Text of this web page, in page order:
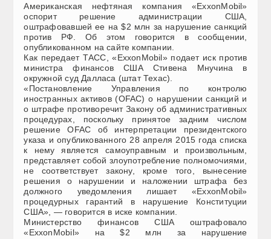
Американская нефтяная компания «ExxonMobil»
оспорит решение администрации США,
оштрафовавшей ее на $2 млн за нарушение санкций
против РФ. Об этом говорится в сообщении,
опубликованном на сайте компании.
Как передает ТАСС, «ExxonMobil» подает иск против
министра финансов США Стивена Мнучина в
окружной суд Далласа (штат Техас).
«Постановление Управления по контролю
иностранных активов (OFAC) о нарушении санкций и
о штрафе противоречит Закону об административных
процедурах, поскольку принятое задним числом
решение OFAC об интерпретации президентского
указа и опубликованного 28 апреля 2015 года списка
к нему является самоуправным и произвольным,
представляет собой злоупотребление полномочиями,
не соответствует закону, кроме того, вынесение
решения о нарушении и наложении штрафа без
должного уведомления лишает «ExxonMobil»
процедурных гарантий в нарушение Конституции
США», — говорится в иске компании.
Министерство финансов США оштрафовало
«ExxonMobil» на $2 млн за нарушение